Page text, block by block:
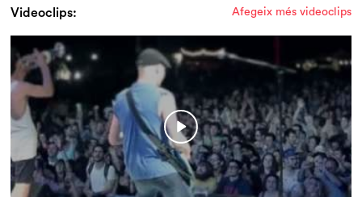
Videoclips: Afegeix més videoclips